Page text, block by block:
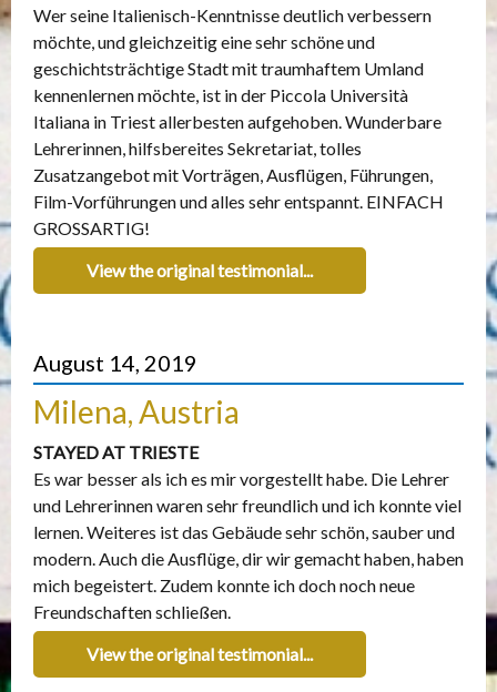
Wer seine Italienisch-Kenntnisse deutlich verbessern
möchte, und gleichzeitig eine sehr schöne und
geschichtsträchtige Stadt mit traumhaftem Umland
kennenlernen möchte, ist in der Piccola Università
Italiana in Triest allerbesten aufgehoben. Wunderbare
Lehrerinnen, hilfsbereites Sekretariat, tolles
Zusatzangebot mit Vorträgen, Ausflügen, Führungen,
Film-Vorführungen und alles sehr entspannt. EINFACH
GROSSARTIG!
View the original testimonial...
August 14, 2019
Milena, Austria
STAYED AT TRIESTE
Es war besser als ich es mir vorgestellt habe. Die Lehrer
und Lehrerinnen waren sehr freundlich und ich konnte viel
lernen. Weiteres ist das Gebäude sehr schön, sauber und
modern. Auch die Ausflüge, dir wir gemacht haben, haben
mich begeistert. Zudem konnte ich doch noch neue
Freundschaften schließen.
View the original testimonial...